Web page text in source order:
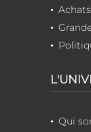
Qui